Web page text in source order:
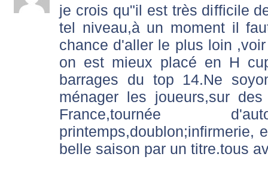
je crois qu"il est très difficile
tel niveau,à un moment il
chance d'aller le plus loin
on est mieux placé en H
barrages du top 14.Ne
ménager les joueurs,sur
France,tournée
printemps,doublon;infirmerie,
belle saison par un titre.tous